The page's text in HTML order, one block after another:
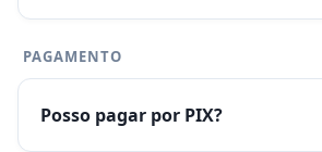
PAGAMENTO
Posso pagar por PIX?